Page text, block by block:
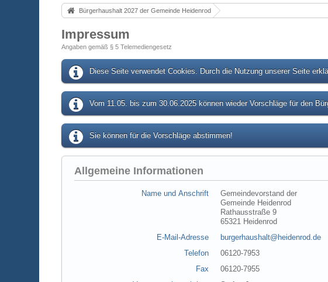
Bürgerhaushalt 2027 der Gemeinde Heidenrod
Impressum
Angaben gemäß § 5 Telemediengesetz
Diese Seite verwendet Cookies. Durch die Nutzung unserer Seite
Vom 11.05. bis zum 30.06.2025 können wieder Vorschläge für den
Sie können für die Vorschläge abstimmen!
Allgemeine Informationen
Name und Anschrift
Gemeindevorstand der
Gemeinde Heidenrod
Rathausstraße 9
65321 Heidenrod
E-Mail-Adresse
burgerhaushalt@heidenrod.de
Telefon
06120-7953
Fax
06120-7955